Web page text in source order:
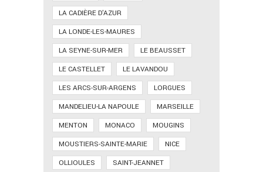
LA CADIÈRE D'AZUR
LA LONDE-LES-MAURES
LA SEYNE-SUR-MER
LE BEAUSSET
LE CASTELLET
LE LAVANDOU
LES ARCS-SUR-ARGENS
LORGUES
MANDELIEU-LA NAPOULE
MARSEILLE
MENTON
MONACO
MOUGINS
MOUSTIERS-SAINTE-MARIE
NICE
OLLIOULES
SAINT-JEANNET